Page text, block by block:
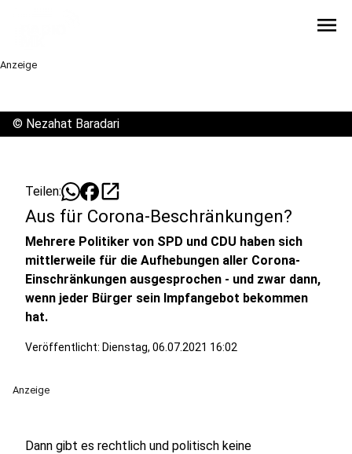
menu
Anzeige
© Nezahat Baradari
Teilen: open_in_new
Aus für Corona-Beschränkungen?
Mehrere Politiker von SPD und CDU haben sich
mittlerweile für die Aufhebungen aller Corona-
Einschränkungen ausgesprochen - und zwar dann,
wenn jeder Bürger sein Impfangebot bekommen
hat.
Veröffentlicht: Dienstag, 06.07.2021 16:02
Anzeige
Dann gibt es rechtlich und politisch keine